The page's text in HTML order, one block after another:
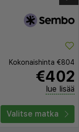
Kokonaishinta €804
€402
lue lisää
Valitse matka